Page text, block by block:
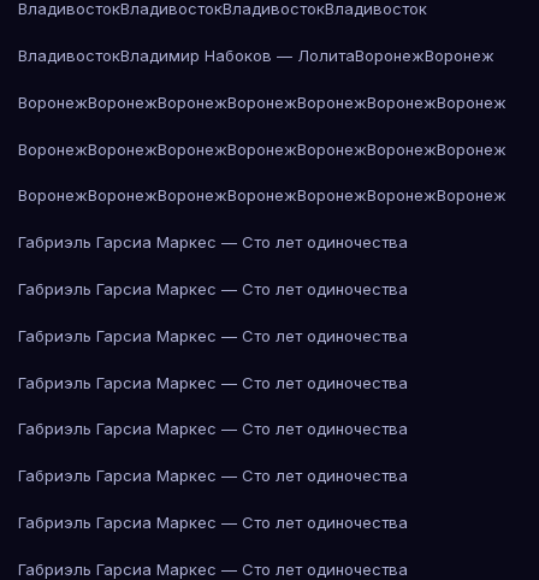
ВладивостокВладивостокВладивостокВладивосток
ВладивостокВладимир Набоков — ЛолитаВоронежВоронеж
ВоронежВоронежВоронежВоронежВоронежВоронежВоронеж
ВоронежВоронежВоронежВоронежВоронежВоронежВоронеж
ВоронежВоронежВоронежВоронежВоронежВоронежВоронеж
Габриэль Гарсиа Маркес — Сто лет одиночества
Габриэль Гарсиа Маркес — Сто лет одиночества
Габриэль Гарсиа Маркес — Сто лет одиночества
Габриэль Гарсиа Маркес — Сто лет одиночества
Габриэль Гарсиа Маркес — Сто лет одиночества
Габриэль Гарсиа Маркес — Сто лет одиночества
Габриэль Гарсиа Маркес — Сто лет одиночества
Габриэль Гарсиа Маркес — Сто лет одиночества